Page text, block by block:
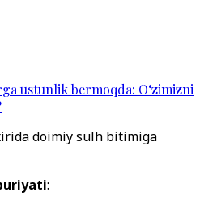
ustunlik bermoqda: O‘zimizni
doimiy sulh bitimiga
: